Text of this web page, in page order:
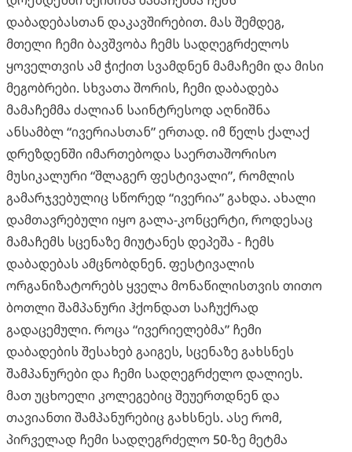
დაბადებასთან დაკავშირებით. მას შემდეგ,
მთელი ჩემი ბავშვობა ჩემს სადღეგრძელოს
ყოველთვის ამ ჭიქით სვამდნენ მამაჩემი და მისი
მეგობრები. სხვათა შორის, ჩემი დაბადება
მამაჩემმა ძალიან საინტრესოდ აღნიშნა
ანსამბლ “ივერიასთან” ერთად. იმ წელს ქალაქ
დრეზდენში იმართებოდა საერთაშორისო
მუსიკალური “შლაგერ ფესტივალი”, რომლის
გამარჯვებულიც სწორედ “ივერია” გახდა. ახალი
დამთავრებული იყო გალა-კონცერტი, როდესაც
მამაჩემს სცენაზე მიუტანეს დეპეშა - ჩემს
დაბადებას ამცნობდნენ. ფესტივალის
ორგანიზატორებს ყველა მონაწილისთვის თითო
ბოთლი შამპანური ჰქონდათ საჩუქრად
გადაცემული. როცა “ივერიელებმა” ჩემი
დაბადების შესახებ გაიგეს, სცენაზე გახსნეს
შამპანურები და ჩემი სადღეგრძელო დალიეს.
მათ უცხოელი კოლეგებიც შეუერთდნენ და
თავიანთი შამპანურებიც გახსნეს. ასე რომ,
პირველად ჩემი სადღეგრძელო 50-ზე მეტმა